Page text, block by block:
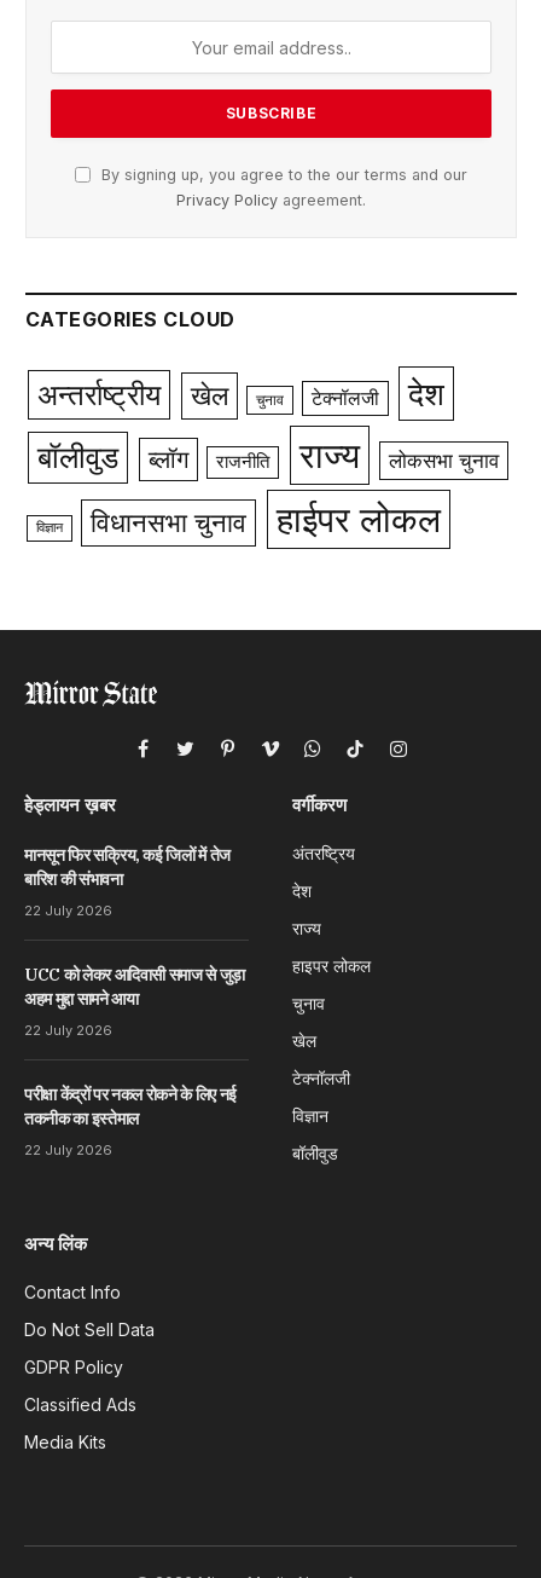
By signing up, you agree to the our terms and our
Privacy Policy agreement.
CATEGORIES CLOUD
अन्तर्राष्ट्रीय खेल चुनाव टेक्नॉलजी देश
बॉलीवुड ब्लॉग राजनीति राज्य लोकसभा चुनाव
विज्ञान विधानसभा चुनाव हाईपर लोकल
Facebook
TwitterPinterestVimeoWhatsApp
TikTokInstagram
हेड्लायन ख़बर
मानसून फिर सक्रिय, कई जिलों में तेज
बारिश की संभावना
22 July 2026
UCC को लेकर आदिवासी समाज से जुड़ा
अहम मुद्दा सामने आया
22 July 2026
परीक्षा केंद्रों पर नकल रोकने के लिए नई
तकनीक का इस्तेमाल
22 July 2026
वर्गीकरण
अंतरष्ट्रिय
देश
राज्य
हाइपर लोकल
चुनाव
खेल
टेक्नॉलजी
विज्ञान
बॉलीवुड
अन्य लिंक
Contact Info
Do Not Sell Data
GDPR Policy
Classified Ads
Media Kits